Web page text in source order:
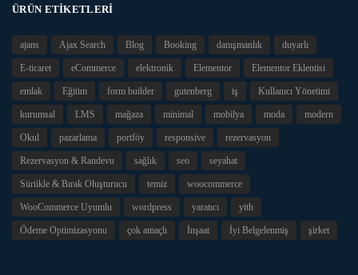
ÜRÜN ETIKETLERI
ajans Ajax Search Blog Booking danışmanlık duyarlı
E-ticaret eCommerce elektronik Elementor Elementor Eklentisi
emlak Eğitim form builder gutenberg iş Kullanıcı Yönetimi
kurumsal LMS mağaza minimal mobilya moda modern
Okul pazarlama portföy responsive rezervasyon
Rezervasyon & Randevu sağlık seo seyahat
Sürükle & Bırak Oluşturucu temiz woocommerce
WooCommerce Uyumlu wordpress yaratıcı yith
Ödeme Optimizasyonu çok amaçlı İnşaat İyi Belgelenmiş şirket